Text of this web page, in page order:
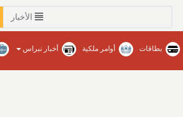
الأخبار
بطاقات أوامر ملكية أخبار نبراس